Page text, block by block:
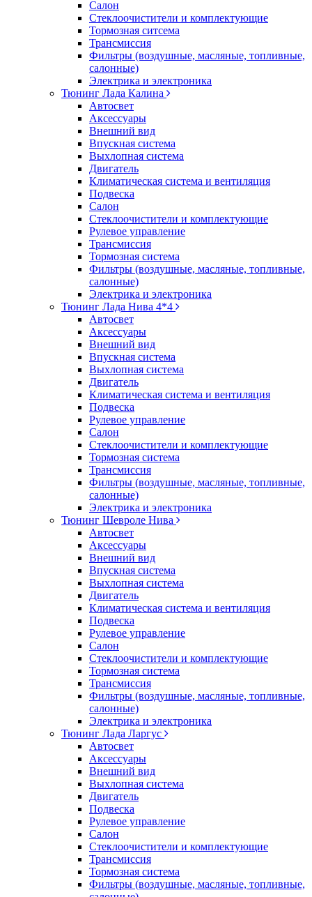
Салон
Стеклоочистители и комплектующие
Тормозная ситсема
Трансмиссия
Фильтры (воздушные, масляные, топливные,
салонные)
Электрика и электроника
Тюнинг Лада Калина
Автосвет
Аксессуары
Внешний вид
Впускная система
Выхлопная система
Двигатель
Климатическая система и вентиляция
Подвеска
Салон
Стеклоочистители и комплектующие
Рулевое управление
Трансмиссия
Тормозная система
Фильтры (воздушные, масляные, топливные,
салонные)
Электрика и электроника
Тюнинг Лада Нива 4*4
Автосвет
Аксессуары
Внешний вид
Впускная система
Выхлопная система
Двигатель
Климатическая система и вентиляция
Подвеска
Рулевое управление
Салон
Стеклоочистители и комплектующие
Тормозная система
Трансмиссия
Фильтры (воздушные, масляные, топливные,
салонные)
Электрика и электроника
Тюнинг Шевроле Нива
Автосвет
Аксессуары
Внешний вид
Впускная система
Выхлопная система
Двигатель
Климатическая система и вентиляция
Подвеска
Рулевое управление
Салон
Стеклоочистители и комплектующие
Тормозная система
Трансмиссия
Фильтры (воздушные, масляные, топливные,
салонные)
Электрика и электроника
Тюнинг Лада Ларгус
Автосвет
Аксессуары
Внешний вид
Выхлопная система
Двигатель
Подвеска
Рулевое управление
Салон
Стеклоочистители и комплектующие
Трансмиссия
Тормозная система
Фильтры (воздушные, масляные, топливные,